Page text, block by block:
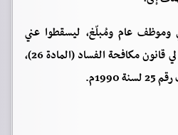
عام ومُبلّغ، ليسقطوا عني
الحماية المزدوجة التي كفلها لي قانون مكافحة الفساد (المادة 26)،